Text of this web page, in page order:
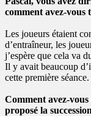
comment avez-vous
Les joueurs étaient
d’entraîneur, les
j’espère que cela va
Il y avait beaucoup
cette première séance.
Comment avez-
proposé la